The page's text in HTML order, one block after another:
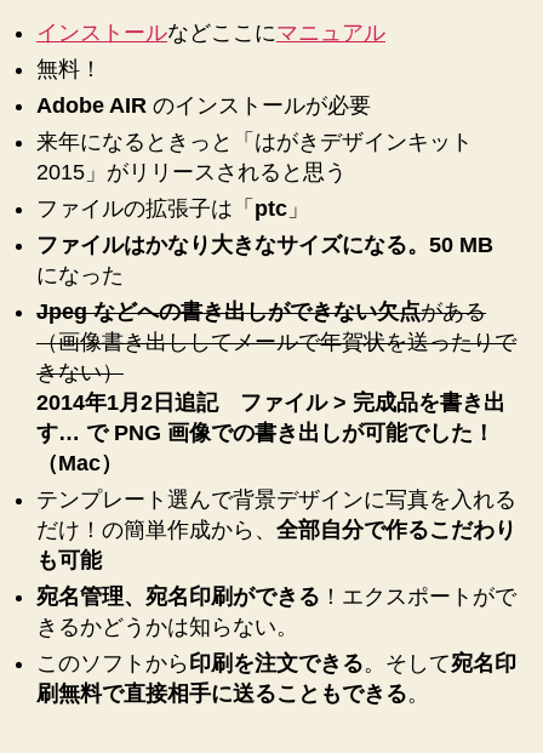
インストールなどここにマニュアル
無料！
Adobe AIR のインストールが必要
来年になるときっと「はがきデザインキット
2015」がリリースされると思う
ファイルの拡張子は「 ptc 」
ファイルはかなり大きなサイズになる。50 MB
になった
Jpeg などへの書き出しができない欠点がある
（画像書き出ししてメールで年賀状を送ったりで
きない）
2014年1月2日追記 ファイル > 完成品を書き出
す… で PNG 画像での書き出しが可能でした！
（Mac）
テンプレート選んで背景デザインに写真を入れる
だけ！の簡単作成から、 全部自分で作るこだわり
も可能
宛名管理、宛名印刷ができる ！エクスポートがで
きるかどうかは知らない。
このソフトから 印刷を注文できる。そして宛名印
刷無料で直接相手に送ることもできる。